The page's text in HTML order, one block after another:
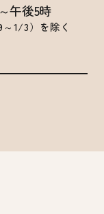
午後5時
1/3）を除く